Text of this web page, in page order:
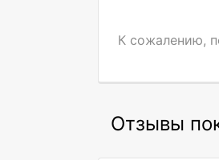
К сожалению,
Отзывы